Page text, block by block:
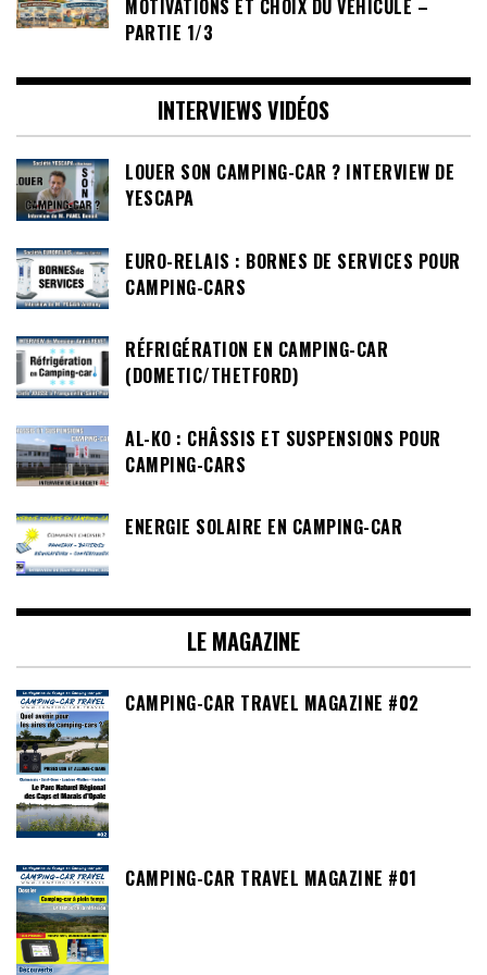
MOTIVATIONS ET CHOIX DU VÉHICULE –
PARTIE 1/3
INTERVIEWS VIDÉOS
LOUER SON CAMPING-CAR ? INTERVIEW DE
YESCAPA
EURO-RELAIS : BORNES DE SERVICES POUR
CAMPING-CARS
RÉFRIGÉRATION EN CAMPING-CAR
(DOMETIC/THETFORD)
AL-KO : CHÂSSIS ET SUSPENSIONS POUR
CAMPING-CARS
ENERGIE SOLAIRE EN CAMPING-CAR
LE MAGAZINE
CAMPING-CAR TRAVEL MAGAZINE #02
CAMPING-CAR TRAVEL MAGAZINE #01